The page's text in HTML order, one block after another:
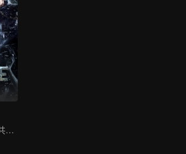
鐵三角重磅迴歸！共破迷霧